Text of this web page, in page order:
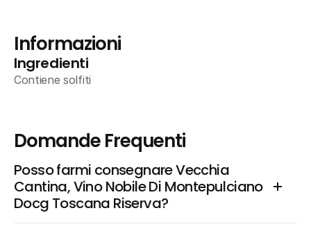
Informazioni
Ingredienti
Contiene solfiti
Domande Frequenti
Posso farmi consegnare Vecchia
Cantina, Vino Nobile Di Montepulciano
Docg Toscana Riserva?